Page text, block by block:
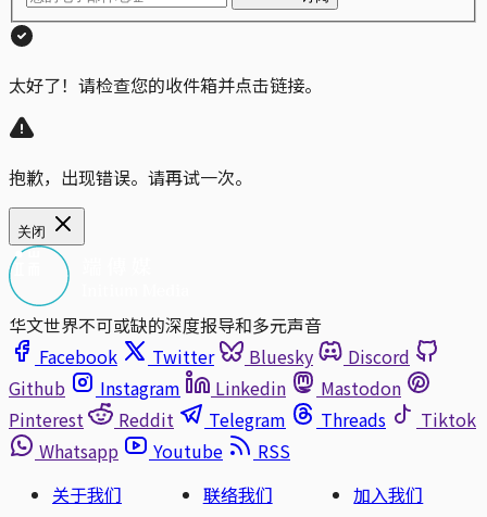
太好了！请检查您的收件箱并点击链接。
抱歉，出现错误。请再试一次。
关闭
华文世界不可或缺的深度报导和多元声音
Facebook
Twitter Bluesky
Discord
Github
Instagram Linkedin
Mastodon
Pinterest
Reddit Telegram Threads
Tiktok
Whatsapp
Youtube
RSS
关于我们
联络我们
加入我们